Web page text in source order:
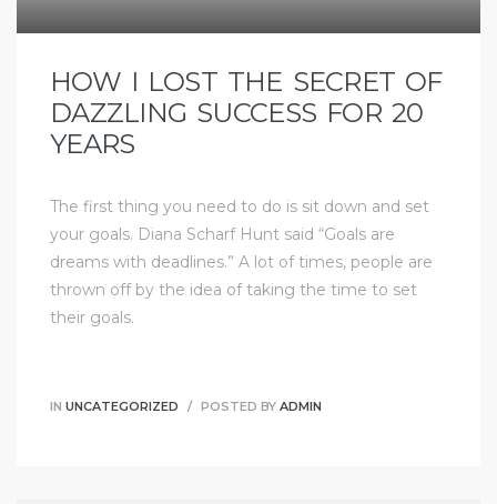
HOW I LOST THE SECRET OF
DAZZLING SUCCESS FOR 20
YEARS
The first thing you need to do is sit down and set
your goals. Diana Scharf Hunt said “Goals are
dreams with deadlines.” A lot of times, people are
thrown off by the idea of taking the time to set
their goals.
IN UNCATEGORIZED POSTED BY ADMIN